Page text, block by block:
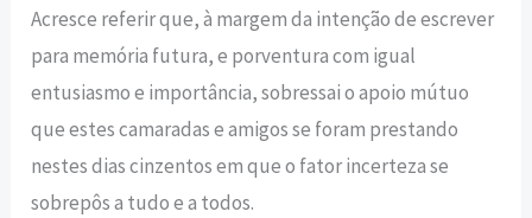
Acresce referir que, à margem da intenção de escrever
para memória futura, e porventura com igual
entusiasmo e importância, sobressai o apoio mútuo
que estes camaradas e amigos se foram prestando
nestes dias cinzentos em que o fator incerteza se
sobrepôs a tudo e a todos.